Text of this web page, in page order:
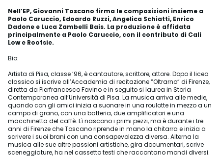
Nell’EP, Giovanni Toscano firma le composizioni insieme a
Paolo Caruccio, Edoardo Ruzzi, Angelica Schiatti, Enrico
Dadone e Luca Zambelli Bais. La produzione è affidata
principalmente a Paolo Caruccio, con il contributo di Cali
Low e Rootsie.
Bio:
Artista di Pisa, classe ’96, è cantautore, scrittore, attore. Dopo il liceo
classico si iscrive all’Accademia di recitazione “Oltrarno” di Firenze,
diretta da Pierfrancesco Favino e in seguito si laurea in Storia
Contemporanea all’Università di Pisa. La musica arriva alle medie,
quando con gli amici inizia a suonare in una roulotte in mezzo a un
campo di grano, con una batteria, due amplificatori e una
macchinetta del caffè. Lì nascono i primi pezzi, ma è durante i tre
anni di Firenze che Toscano riprende in mano la chitarra e inizia a
scrivere i suoi brani con una consapevolezza diversa. Alterna la
musica alle sue altre passioni artistiche, gira documentari, scrive
sceneggiature, ha nel cassetto testi che raccontano mondi diversi.